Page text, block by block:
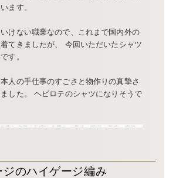
ます。
けない職業なので、これまで国内外の
てきましたが、 今回いただいたシャツ
す。
人の手仕事のすごさと物作りの真摯さ
した。 ヘビロテのシャツになりそうで
ジのハイゲージ編み